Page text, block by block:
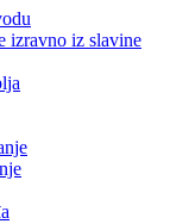
izravno iz slavine